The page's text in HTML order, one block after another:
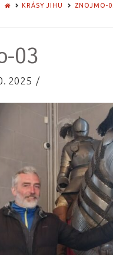
HOMEKRÁSY JIHU ZNOJMO-
03
2025